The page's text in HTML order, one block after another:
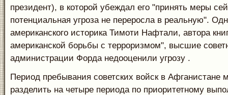
президент), в которой убеждал его "принять меры
потенциальная угроза не переросла в реальную".
американского историка Тимоти Нафтали, автора
американской борьбы с терроризмом", высшие
администрации Форда недооценили угрозу .
Период пребывания советских войск в Афганистане
разделить на четыре периода по приоритетному